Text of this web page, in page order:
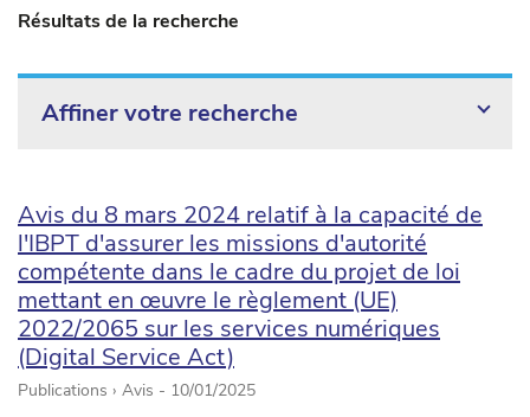
Résultats de la recherche
Affiner votre recherche
Avis du 8 mars 2024 relatif à la capacité de
l'IBPT d'assurer les missions d'autorité
compétente dans le cadre du projet de loi
mettant en œuvre le règlement (UE)
2022/2065 sur les services numériques
(Digital Service Act)
Publications › Avis - 10/01/2025